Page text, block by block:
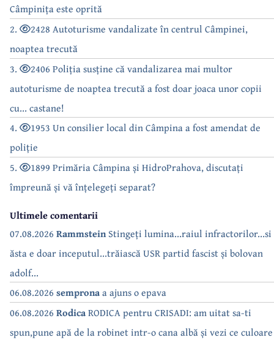
Câmpinița este oprită
2.
2428 Autoturisme vandalizate în centrul Câmpinei,
noaptea trecută
3.
2406 Poliția susține că vandalizarea mai multor
autoturisme de noaptea trecută a fost doar joaca unor copii
cu... castane!
4.
1953 Un consilier local din Câmpina a fost amendat de
poliție
5.
1899 Primăria Câmpina și HidroPrahova, discutați
împreună și vă înțelegeți separat?
Ultimele comentarii
07.08.2026 RammsteinStingeți lumina...raiul infractorilor...si
ăsta e doar inceputul...trăiască USR partid fascist și bolovan
adolf...
06.08.2026 sempronaa ajuns o epava
06.08.2026 RodicaRODICA pentru CRISADI: am uitat sa-ti
spun,pune apă de la robinet intr-o cana albă și vezi ce culoare